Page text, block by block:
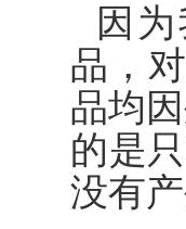
因
品，
品均
的是
没有